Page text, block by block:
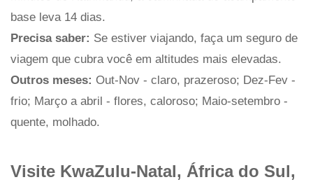
base leva 14 dias.
Precisa saber: Se estiver viajando, faça um seguro de
viagem que cubra você em altitudes mais elevadas.
Outros meses: Out-Nov - claro, prazeroso; Dez-Fev -
frio; Março a abril - flores, caloroso; Maio-setembro -
quente, molhado.
Visite KwaZulu-Natal, África do Sul,